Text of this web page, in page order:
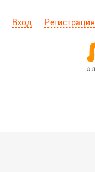
Вход Регистрация